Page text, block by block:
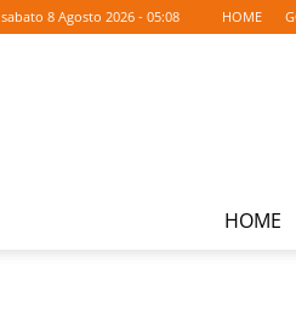
sabato 8 Agosto 2026 - 05:08 HOME
HOME